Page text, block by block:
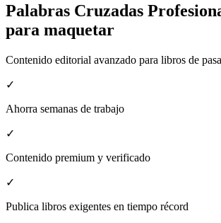
Palabras Cruzadas
para maquetar
Contenido editorial avanzado para libros de
✓
Ahorra semanas de trabajo
✓
Contenido premium y verificado
✓
Publica libros exigentes en tiempo récord